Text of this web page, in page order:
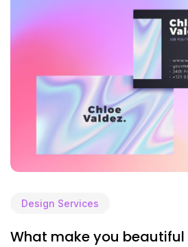
Design Services
What make you beautiful